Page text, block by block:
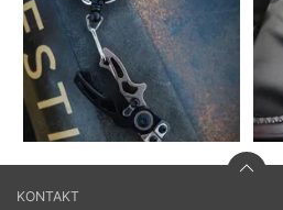
KONTAKT